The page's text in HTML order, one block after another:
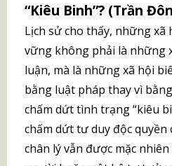
“Kiêu Binh”? (Trần
Lịch sử cho thấy, những
vững không phải là những
luận, mà là những xã hội
bằng luật pháp thay vì
chấm dứt tình trạng “kiêu
chấm dứt tư duy độc quyền
chân lý vẫn được mặc